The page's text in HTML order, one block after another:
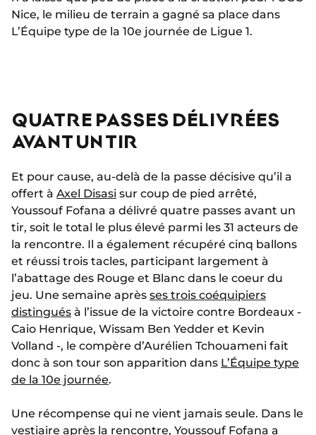
Nice, le milieu de terrain a gagné sa place dans
L’Équipe type de la 10e journée de Ligue 1.
QUATRE PASSES DÉLIVRÉES
AVANT UN TIR
Et pour cause, au-delà de la passe décisive qu’il a
offert à Axel Disasi sur coup de pied arrêté,
Youssouf Fofana a délivré quatre passes avant un
tir, soit le total le plus élevé parmi les 31 acteurs de
la rencontre. Il a également récupéré cinq ballons
et réussi trois tacles, participant largement à
l’abattage des Rouge et Blanc dans le coeur du
jeu. Une semaine après ses trois coéquipiers
distingués à l’issue de la victoire contre Bordeaux -
Caio Henrique, Wissam Ben Yedder et Kevin
Volland -, le compère d’Aurélien Tchouameni fait
donc à son tour son apparition dans L’Équipe type
de la 10e journée.
Une récompense qui ne vient jamais seule. Dans le
vestiaire après la rencontre, Youssouf Fofana a